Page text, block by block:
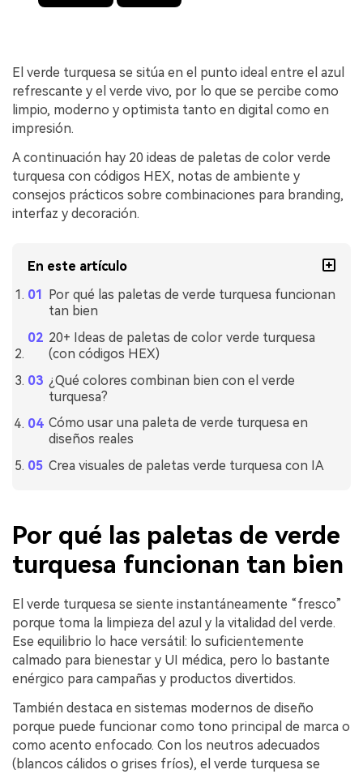
El verde turquesa se sitúa en el punto ideal entre el azul
refrescante y el verde vivo, por lo que se percibe como
limpio, moderno y optimista tanto en digital como en
impresión.
A continuación hay 20 ideas de paletas de color verde
turquesa con códigos HEX, notas de ambiente y
consejos prácticos sobre combinaciones para branding,
interfaz y decoración.
En este artículo
Por qué las paletas de verde turquesa funcionan
tan bien
20+ Ideas de paletas de color verde turquesa
(con códigos HEX)
¿Qué colores combinan bien con el verde
turquesa?
Cómo usar una paleta de verde turquesa en
diseños reales
Crea visuales de paletas verde turquesa con IA
Por qué las paletas de verde
turquesa funcionan tan bien
El verde turquesa se siente instantáneamente “fresco”
porque toma la limpieza del azul y la vitalidad del verde.
Ese equilibrio lo hace versátil: lo suficientemente
calmado para bienestar y UI médica, pero lo bastante
enérgico para campañas y productos divertidos.
También destaca en sistemas modernos de diseño
porque puede funcionar como tono principal de marca o
como acento enfocado. Con los neutros adecuados
(blancos cálidos o grises fríos), el verde turquesa se